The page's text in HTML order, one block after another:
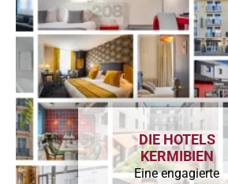
DIE HOTELS
KERMIBIEN
Eine engagierte